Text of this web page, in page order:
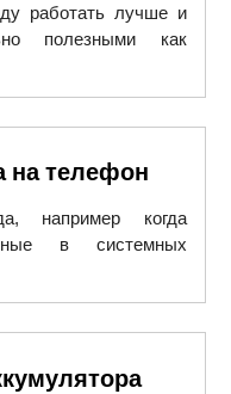
работать лучше и
полезными как
на телефон
например когда
в системных